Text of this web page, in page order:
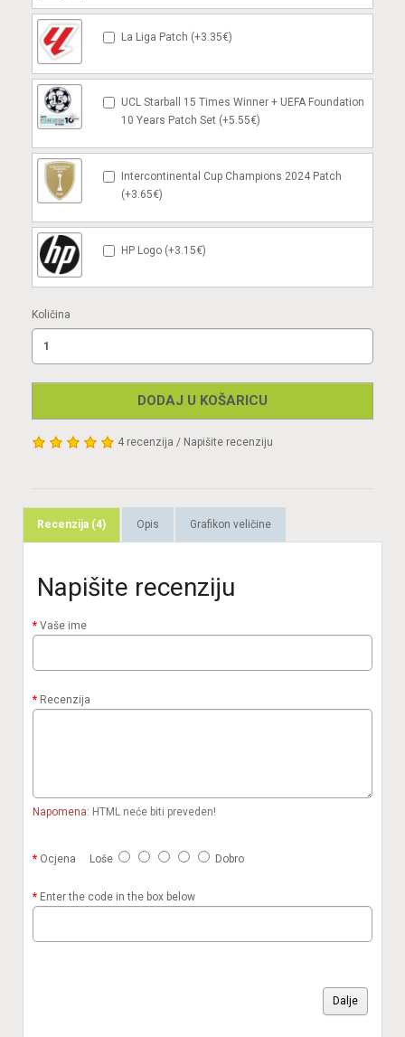
La Liga Patch (+3.35€)
UCL Starball 15 Times Winner + UEFA Foundation
10 Years Patch Set (+5.55€)
Intercontinental Cup Champions 2024 Patch
(+3.65€)
HP Logo (+3.15€)
Količina
DODAJ U KOŠARICU
4 recenzija / Napišite recenziju
Recenzija (4) Opis Grafikon veličine
Napišite recenziju
Vaše ime
Recenzija
Napomena: HTML neće biti preveden!
Ocjena Loše Dobro
Enter the code in the box below
Dalje